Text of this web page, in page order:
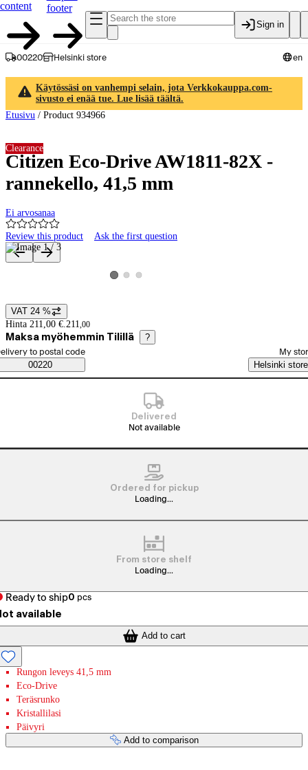
content
footer
Sign in
00220 Helsinki store en
Käytössäsi on vanhempi selain, jota Verkkokauppa.com-
sivusto ei enää tue. Lue lisää täältä.
Etusivu / Product 934966
Citizen Eco-Drive AW1811-82X -
rannekello, 41,5 mm
Ei arvosanaa
Review this product Ask the first question
Clearance
Product images and videos
View product image 1
View product image 2
View product image 3
Price details
VAT 24 %
Hinta 211,00 €. 211 ,00
Maksa myöhemmin Tilillä ?
Saatavuustiedot
order method
to postal code
00220
My
Helsinki store
Delivered
Not available
Ordered for pickup
Loading...
From store shelf
Loading...
Ready to ship0 pcs
available
Add to cart
Rungon leveys 41,5 mm
Eco-Drive
Teräsrunko
Kristallilasi
Päivyri
Add to comparison